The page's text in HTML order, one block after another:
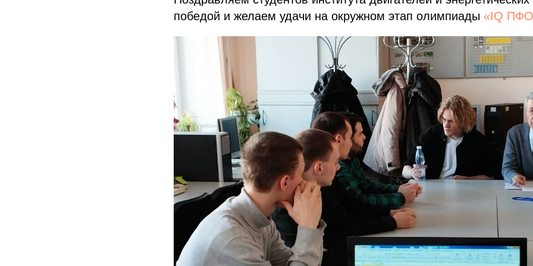
победой и желаем удачи на окружном этап олимпиады «IQ